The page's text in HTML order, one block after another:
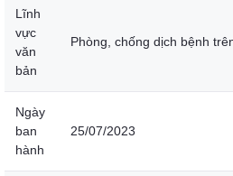
Lĩnh
vực
văn
bản
Phòng, chống dịch bệnh
Ngày
ban
hành
25/07/2023